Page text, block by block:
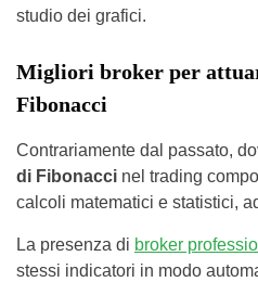
studio dei grafici.
Migliori broker per
Fibonacci
Contrariamente dal passato,
di Fibonacci nel trading
calcoli matematici e statistici,
La presenza di broker
stessi indicatori in modo